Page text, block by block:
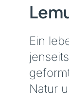
Ein
Natur